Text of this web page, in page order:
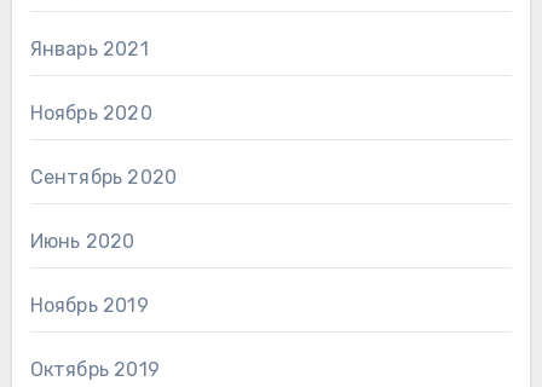
Январь 2021
Ноябрь 2020
Сентябрь 2020
Июнь 2020
Ноябрь 2019
Октябрь 2019